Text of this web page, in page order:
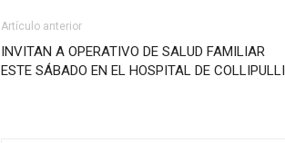
Artículo anterior
INVITAN A OPERATIVO DE SALUD FAMILIAR
ESTE SÁBADO EN EL HOSPITAL DE COLLIPULLI